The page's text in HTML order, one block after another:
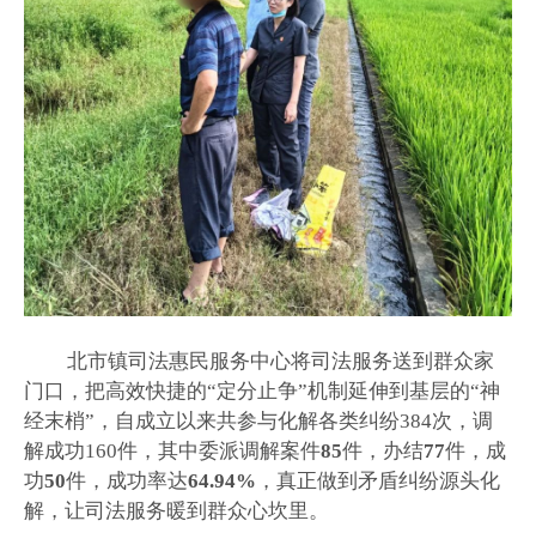
北市镇司法惠民服务中心将司法服务送到群众家
门口，把高效快捷的“定分止争”机制延伸到基层的“神
经末梢”，自成立以来共参与化解各类纠纷384次，调
解成功160件，其中委派调解案件85件，办结77件，成
功50件，成功率达64.94% ，真正做到矛盾纠纷源头化
解，让司法服务暖到群众心坎里。